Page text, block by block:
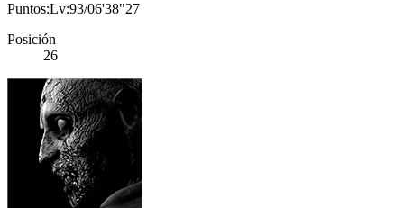
Puntos:Lv:93/06'38"27
Posición
26